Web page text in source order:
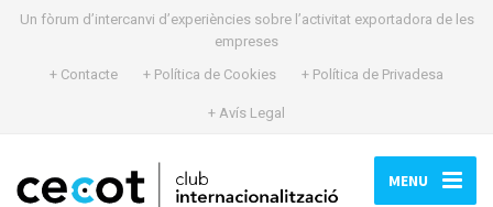
Un fòrum d’intercanvi d’experiències sobre l’activitat exportadora de les
empreses
+ Contacte
+ Política de Cookies + Política de Privadesa
+ Avís Legal
MENU